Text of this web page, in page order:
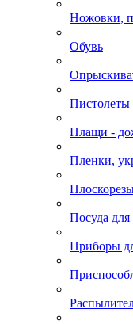
Ножовки,
Обувь
Пистолеты
Плащи -
Пленки,
Посуда
Приборы